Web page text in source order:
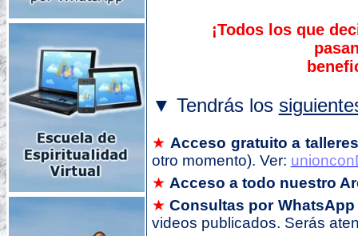
¡Todos los que
▼ Tendrás los
★ Acceso gratuito a
otro momento). Ver:
★ Acceso a todo nuestro
★ Consultas por WhatsApp
videos publicados. Serás